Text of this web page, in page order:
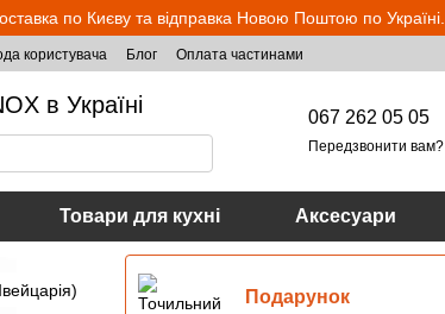
по Києву та відправка Новою Поштою по Україні.
користувача Блог Оплата частинами
в Україні 067 262 05 05
Передзвонити вам?
Товари для кухні Аксесуари
Подарунок